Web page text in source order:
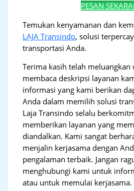
PESAN
Temukan kenyamanan dan
LAJA Transindo, solusi
transportasi Anda.
Terima kasih telah
membaca deskripsi layanan
informasi yang kami berikan
Anda dalam memilih solusi
Laja Transindo selalu
memberikan layanan yang
diandalkan. Kami sangat
menjalin kerjasama dengan
pengalaman terbaik. Jangan
menghubungi kami untuk
atau untuk memulai